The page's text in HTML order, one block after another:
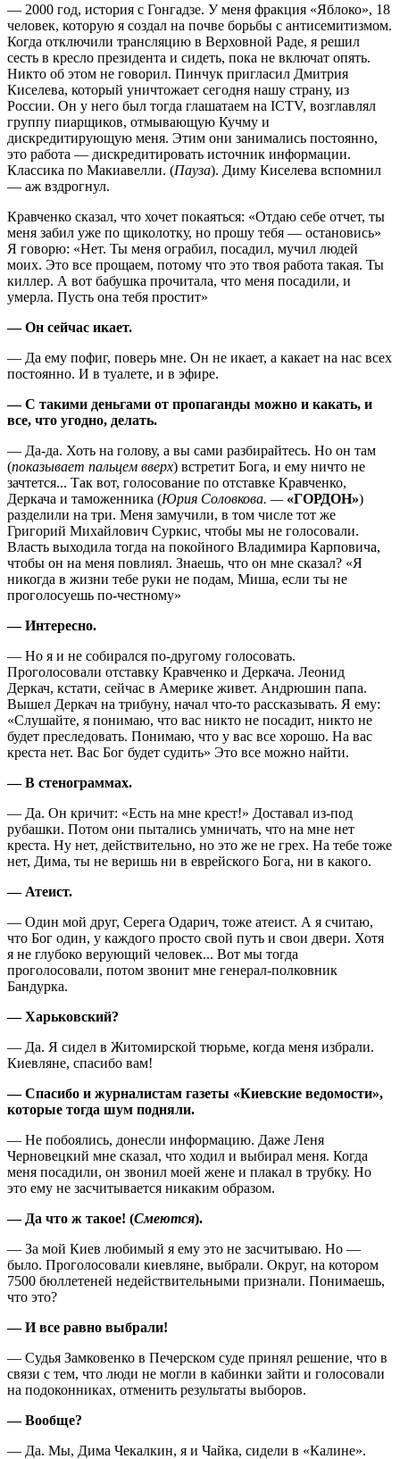
— 2000 год, история с Гонгадзе. У меня фракция «Яблоко», 18
человек, которую я создал на почве борьбы с антисемитизмом.
Когда отключили трансляцию в Верховной Раде, я решил
сесть в кресло президента и сидеть, пока не включат опять.
Никто об этом не говорил. Пинчук пригласил Дмитрия
Киселева, который уничтожает сегодня нашу страну, из
России. Он у него был тогда глашатаем на ICTV, возглавлял
группу пиарщиков, отмывающую Кучму и
дискредитирующую меня. Этим они занимались постоянно,
это работа — дискредитировать источник информации.
Классика по Макиавелли. (Пауза). Диму Киселева вспомнил
— аж вздрогнул.
Кравченко сказал, что хочет покаяться: «Отдаю себе отчет, ты
меня забил уже по щиколотку, но прошу тебя — остановись»
Я говорю: «Нет. Ты меня ограбил, посадил, мучил людей
моих. Это все прощаем, потому что это твоя работа такая. Ты
киллер. А вот бабушка прочитала, что меня посадили, и
умерла. Пусть она тебя простит»
— Он сейчас икает.
— Да ему пофиг, поверь мне. Он не икает, а какает на нас всех
постоянно. И в туалете, и в эфире.
— С такими деньгами от пропаганды можно и какать, и
все, что угодно, делать.
— Да-да. Хоть на голову, а вы сами разбирайтесь. Но он там
(показывает пальцем вверх) встретит Бога, и ему ничто не
зачтется... Так вот, голосование по отставке Кравченко,
Деркача и таможенника (Юрия Соловкова. — «ГОРДОН»)
разделили на три. Меня замучили, в том числе тот же
Григорий Михайлович Суркис, чтобы мы не голосовали.
Власть выходила тогда на покойного Владимира Карповича,
чтобы он на меня повлиял. Знаешь, что он мне сказал? «Я
никогда в жизни тебе руки не подам, Миша, если ты не
проголосуешь по-честному»
— Интересно.
— Но я и не собирался по-другому голосовать.
Проголосовали отставку Кравченко и Деркача. Леонид
Деркач, кстати, сейчас в Америке живет. Андрюшин папа.
Вышел Деркач на трибуну, начал что-то рассказывать. Я ему:
«Слушайте, я понимаю, что вас никто не посадит, никто не
будет преследовать. Понимаю, что у вас все хорошо. На вас
креста нет. Вас Бог будет судить» Это все можно найти.
— В стенограммах.
— Да. Он кричит: «Есть на мне крест!» Доставал из-под
рубашки. Потом они пытались умничать, что на мне нет
креста. Ну нет, действительно, но это же не грех. На тебе тоже
нет, Дима, ты не веришь ни в еврейского Бога, ни в какого.
— Атеист.
— Один мой друг, Серега Одарич, тоже атеист. А я считаю,
что Бог один, у каждого просто свой путь и свои двери. Хотя
я не глубоко верующий человек... Вот мы тогда
проголосовали, потом звонит мне генерал-полковник
Бандурка.
— Харьковский?
— Да. Я сидел в Житомирской тюрьме, когда меня избрали.
Киевляне, спасибо вам!
— Спасибо и журналистам газеты «Киевские ведомости»,
которые тогда шум подняли.
— Не побоялись, донесли информацию. Даже Леня
Черновецкий мне сказал, что ходил и выбирал меня. Когда
меня посадили, он звонил моей жене и плакал в трубку. Но
это ему не засчитывается никаким образом.
— Да что ж такое! (Смеются).
— За мой Киев любимый я ему это не засчитываю. Но —
было. Проголосовали киевляне, выбрали. Округ, на котором
7500 бюллетеней недействительными признали. Понимаешь,
что это?
— И все равно выбрали!
— Судья Замковенко в Печерском суде принял решение, что в
связи с тем, что люди не могли в кабинки зайти и голосовали
на подоконниках, отменить результаты выборов.
— Вообще?
— Да. Мы, Дима Чекалкин, я и Чайка, сидели в «Калине».